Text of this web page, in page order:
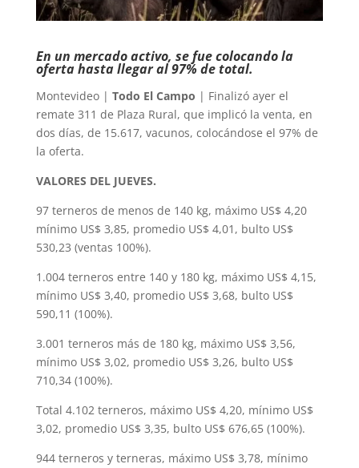
En un mercado activo, se fue colocando la
oferta hasta llegar al 97% de total.
Montevideo | Todo El Campo | Finalizó ayer el
remate 311 de Plaza Rural, que implicó la venta, en
dos días, de 15.617, vacunos, colocándose el 97% de
la oferta.
VALORES DEL JUEVES.
97 terneros de menos de 140 kg, máximo US$ 4,20
mínimo US$ 3,85, promedio US$ 4,01, bulto US$
530,23 (ventas 100%).
1.004 terneros entre 140 y 180 kg, máximo US$ 4,15,
mínimo US$ 3,40, promedio US$ 3,68, bulto US$
590,11 (100%).
3.001 terneros más de 180 kg, máximo US$ 3,56,
mínimo US$ 3,02, promedio US$ 3,26, bulto US$
710,34 (100%).
Total 4.102 terneros, máximo US$ 4,20, mínimo US$
3,02, promedio US$ 3,35, bulto US$ 676,65 (100%).
944 terneros y terneras, máximo US$ 3,78, mínimo